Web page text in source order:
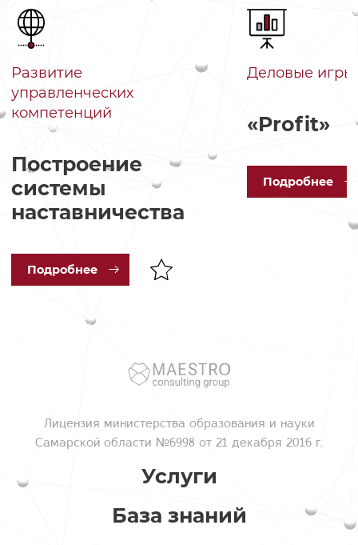
Развитие
управленческих
компетенций
Построение
системы
наставничества
Подробнее
Деловые игры
«Profit»
Подробнее
Лицензия министерства образования и науки
Самарской области №6998 от 21 декабря 2016 г.
Услуги
База знаний